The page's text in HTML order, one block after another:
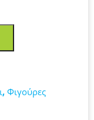
, Φιγούρες